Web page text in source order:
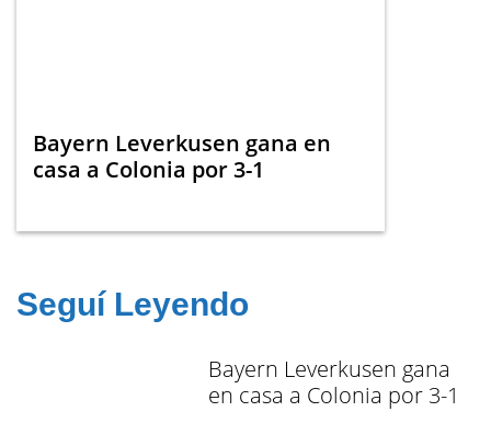
Bayern Leverkusen gana en
casa a Colonia por 3-1
Seguí Leyendo
Bayern Leverkusen gana
en casa a Colonia por 3-1